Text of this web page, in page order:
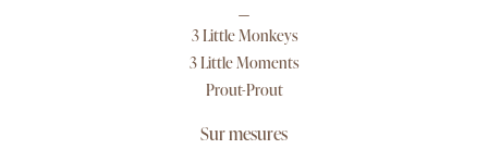
3 Little Monkeys
3 Little Moments
Prout-Prout
Sur mesures